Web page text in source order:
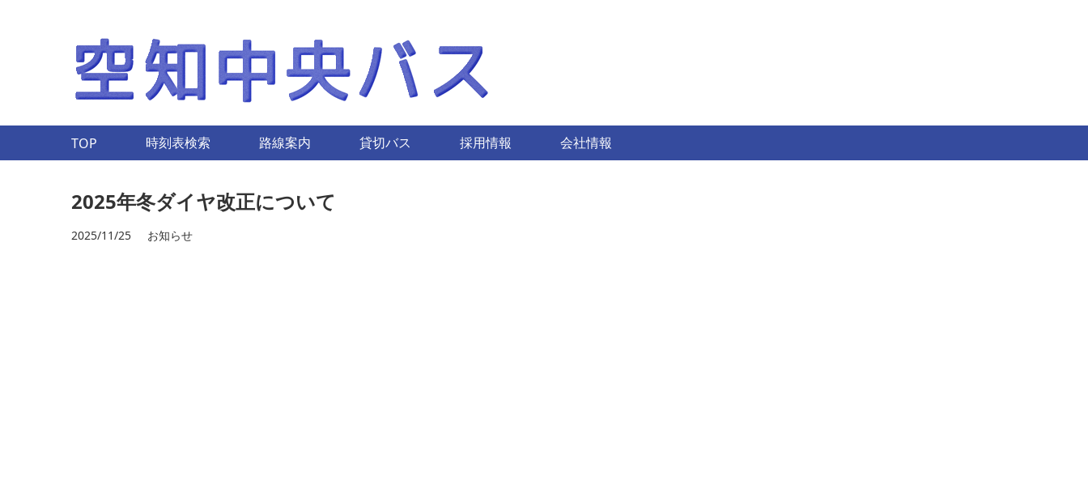
TOP 時刻表検索 路線案内 貸切バス 採用情報 会社情報
2025年冬ダイヤ改正について
2025/11/25 お知らせ